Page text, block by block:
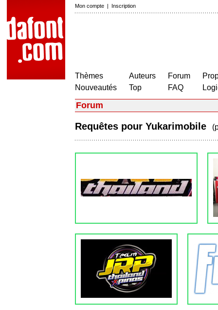
Mon compte | Inscription
Thèmes
Nouveautés
Auteurs
Top
Forum
FAQ
Forum
Requêtes pour Yukarimobile